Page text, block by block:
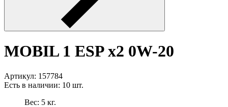
MOBIL 1 ESP x2 0W-20
Артикул: 157784
Есть в наличии: 10 шт.
Вес: 5 кг.